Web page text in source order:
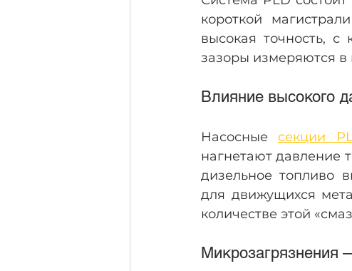
короткой
высокая точность,
зазоры измеряются в
Влияние высокого
Насосные секции
нагнетают давление
дизельное топливо
для движущихся
количестве этой
Микрозагрязнения